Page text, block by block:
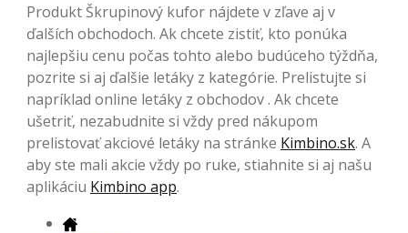
Produkt Škrupinový kufor nájdete v zľave aj v
ďalších obchodoch. Ak chcete zistiť, kto ponúka
najlepšiu cenu počas tohto alebo budúceho týždňa,
pozrite si aj ďalšie letáky z kategórie. Prelistujte si
napríklad online letáky z obchodov . Ak chcete
ušetriť, nezabudnite si vždy pred nákupom
prelistovať akciové letáky na stránke Kimbino.sk. A
aby ste mali akcie vždy po ruke, stiahnite si aj našu
aplikáciu Kimbino app.